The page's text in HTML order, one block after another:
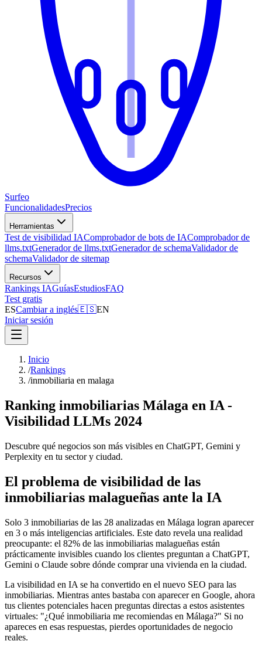
Surfeo
FuncionalidadesPrecios
Herramientas
Test de visibilidad IAComprobador de bots de IAComprobador de
llms.txtGenerador de llms.txtGenerador de schemaValidador de
schemaValidador de sitemap
Recursos
Rankings IAGuíasEstudiosFAQ
Test gratis
ESCambiar a inglés🇪🇸EN
Iniciar sesión
Inicio
/Rankings
/inmobiliaria en malaga
Ranking inmobiliarias Málaga en IA -
Visibilidad LLMs 2024
Descubre qué negocios son más visibles en ChatGPT, Gemini y
Perplexity en tu sector y ciudad.
El problema de visibilidad de las
inmobiliarias malagueñas ante la IA
Solo 3 inmobiliarias de las 28 analizadas en Málaga logran aparecer
en 3 o más inteligencias artificiales. Este dato revela una realidad
preocupante: el 82% de las inmobiliarias malagueñas están
prácticamente invisibles cuando los clientes preguntan a ChatGPT,
Gemini o Claude sobre dónde comprar una vivienda en la ciudad.
La visibilidad en IA se ha convertido en el nuevo SEO para las
inmobiliarias. Mientras antes bastaba con aparecer en Google, ahora
tus clientes potenciales hacen preguntas directas a estos asistentes
virtuales: "¿Qué inmobiliaria me recomiendas en Málaga?" Si no
apareces en esas respuestas, pierdes oportunidades de negocio
reales.